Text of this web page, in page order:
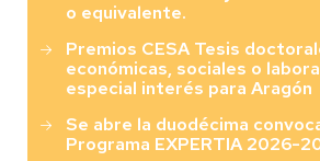
o equivalente.
Premios CESA Tesis
económicas, sociales o
especial interés para Aragón
Se abre la duodécima
Programa EXPERTIA 2026-